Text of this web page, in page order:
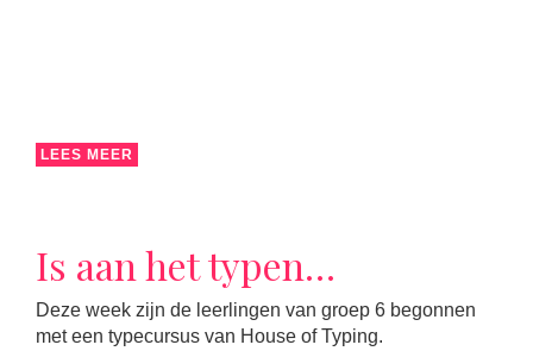
LEES MEER
Is aan het typen…
Deze week zijn de leerlingen van groep 6 begonnen
met een typecursus van House of Typing.